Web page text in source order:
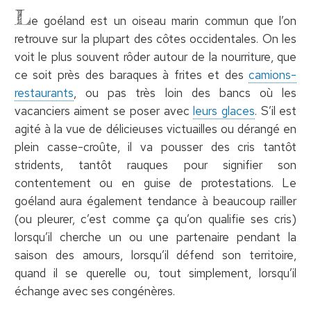
Le goéland est un oiseau marin commun que l’on
retrouve sur la plupart des côtes occidentales. On les
voit le plus souvent rôder autour de la nourriture, que
ce soit près des baraques à frites et descamions-
restaurants, ou pas très loin des bancs où les
vacanciers aiment se poser avecleurs glaces. S’il est
agité à la vue de délicieuses victuailles ou dérangé en
plein casse-croûte, il va pousser des cris tantôt
stridents, tantôt rauques pour signifier son
contentement ou en guise de protestations. Le
goéland aura également tendance à beaucoup railler
(ou pleurer, c’est comme ça qu’on qualifie ses cris)
lorsqu’il cherche un ou une partenaire pendant la
saison des amours, lorsqu’il défend son territoire,
quand il se querelle ou, tout simplement, lorsqu’il
échange avec ses congénères.